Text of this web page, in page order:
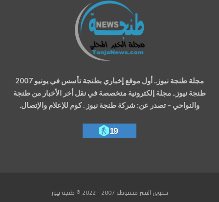
مجلة طنجة نيوز.. أول موقع إخباري بطنجة تأسس في يونيو 2007
طنجة نيوز.. مجلة إلكترونية متخصصة في نقل أخر الأخبار من طنجة
والنواحي – تصدر عن: شركة طنجة نيوز . كوم للإعلام والإتصال.
19
حقوق النشر محفوظة 2007 - 2022 © طنجة نيوز